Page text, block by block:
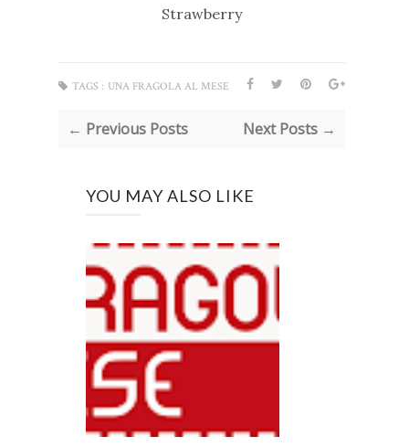
Strawberry
TAGS : UNA FRAGOLA AL MESE
← Previous Posts Next Posts →
YOU MAY ALSO LIKE